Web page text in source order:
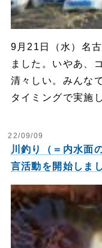
9月21日（水）名
ました。いやあ、
清々しい。みんな
タイミングで実施
22/09/09
川釣り（＝内水面
言活動を開始しま